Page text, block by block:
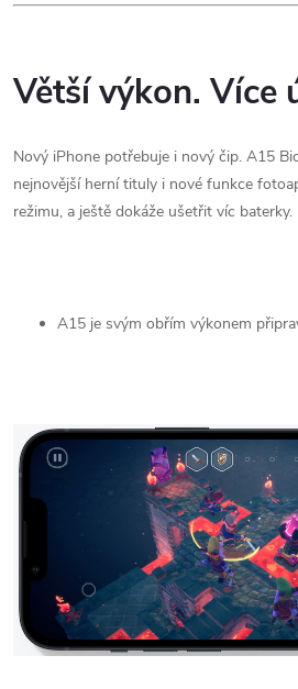
Větší výkon. Více
Nový iPhone potřebuje i nový čip. A15
nejnovější herní tituly i nové funkce
režimu, a ještě dokáže ušetřit víc baterky.
A15 je svým obřím výkonem